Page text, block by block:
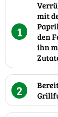
1
mit
den
ihn
2